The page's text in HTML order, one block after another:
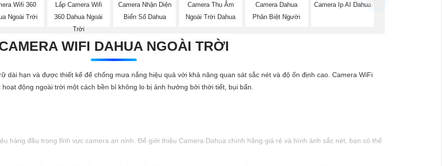
Wifi 360
Ngoài Trời
Lắp Camera Wifi
360 Dahua Ngoài
Trời
Camera Nhận Diện
Biển Số Dahua
Camera Thu Âm
Ngoài Trời Dahua
Camera Dahua
Phân Biệt Người
Camera Ip AI Dahua
WIFI DAHUA NGOÀI TRỜI
dài hạn và được thiết kế để chống mưa nắng hiệu quả với khả năng quan sát sắc nét và độ ổn định cao. Camera WiFi
động ngoài trời một cách bền bỉ không lo bị ảnh hưởng bởi thời tiết, bụi bẩn.
hàng đầu trong lĩnh vực camera an ninh. Để giới thiệu Camera Dahua chính hãng giá rẻ và hình ảnh sắc nét, bạn có thể